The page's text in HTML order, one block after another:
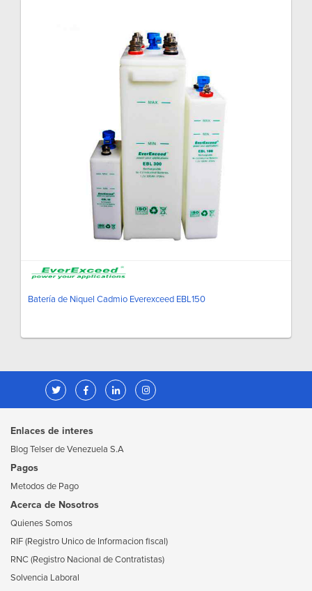
Batería de Niquel Cadmio Everexceed EBL150
Enlaces de interes
Blog Telser de Venezuela S.A
Pagos
Metodos de Pago
Acerca de Nosotros
Quienes Somos
RIF (Registro Unico de Informacion fiscal)
RNC (Registro Nacional de Contratistas)
Solvencia Laboral